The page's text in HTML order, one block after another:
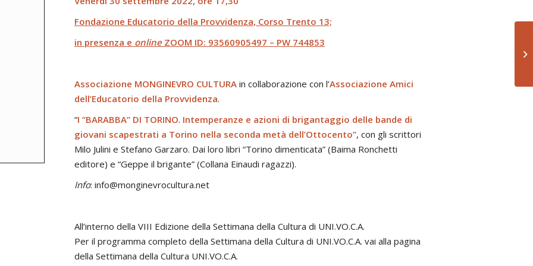
Fondazione Educatorio della Provvidenza, Corso Trento 13;
in presenza e online ZOOM ID: 93560905497 – PW 744853
Associazione MONGINEVRO CULTURA in collaborazione con l’Associazione Amici
dell’Educatorio della Provvidenza.
“I “BARABBA” DI TORINO. Intemperanze e azioni di brigantaggio delle bande di
giovani scapestrati a Torino nella seconda metà dell’Ottocento”, con gli scrittori
Milo Julini e Stefano Garzaro. Dai loro libri “Torino dimenticata” (Baima Ronchetti
editore) e “Geppe il brigante” (Collana Einaudi ragazzi).
Info: info@monginevrocultura.net
All’interno della VIII Edizione della Settimana della Cultura di UNI.VO.C.A.
Per il programma completo della Settimana della Cultura di UNI.VO.C.A. vai alla pagina
della Settimana della Cultura UNI.VO.C.A.